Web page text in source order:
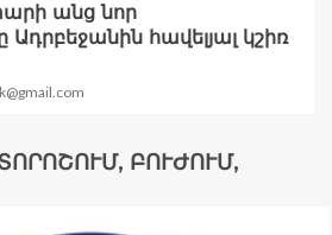
անց նոր
հավելյալ կշիռ
ԲՈՒԺՈՒՄ,